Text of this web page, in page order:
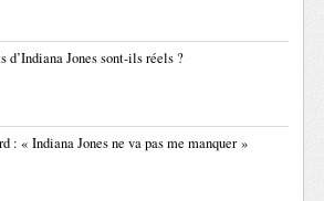
d’Indiana Jones sont-ils réels ?
: « Indiana Jones ne va pas me manquer »